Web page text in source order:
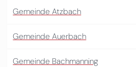
Gemeinde Atzbach
Gemeinde Auerbach
Gemeinde Bachmanning